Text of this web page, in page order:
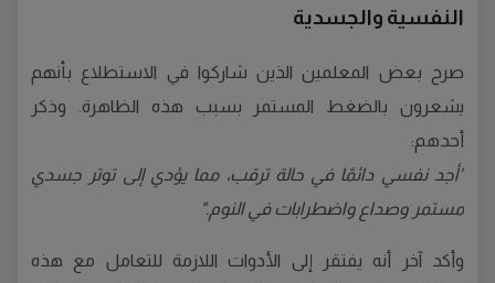
النفسية والجسدية
صرح بعض المعلمين الذين شاركوا في الاستطلاع بأنهم
يشعرون بالضغط المستمر بسبب هذه الظاهرة. وذكر
أحدهم:
"أجد نفسي دائمًا في حالة ترقب، مما يؤدي إلى توتر جسدي
مستمر وصداع واضطرابات في النوم."
وأكد آخر أنه يفتقر إلى الأدوات اللازمة للتعامل مع هذه